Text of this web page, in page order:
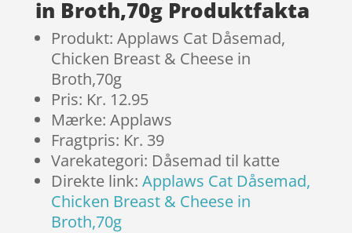
in Broth,70g Produktfakta
Produkt: Applaws Cat Dåsemad,
Chicken Breast & Cheese in
Broth,70g
Pris: Kr. 12.95
Mærke: Applaws
Fragtpris: Kr. 39
Varekategori: Dåsemad til katte
Direkte link: Applaws Cat Dåsemad,
Chicken Breast & Cheese in
Broth,70g